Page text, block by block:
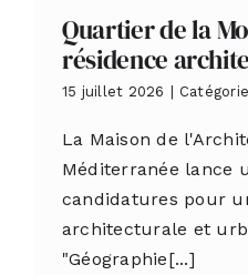
Quartier de la
résidence
15 juillet 2026 |
La Maison de
Méditerranée lance
candidatures pour
architecturale et
"Géographie[...]